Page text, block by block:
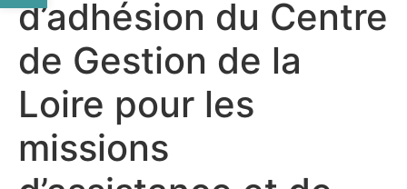
d’adhésion du Centre
de Gestion de la
Loire pour les
missions